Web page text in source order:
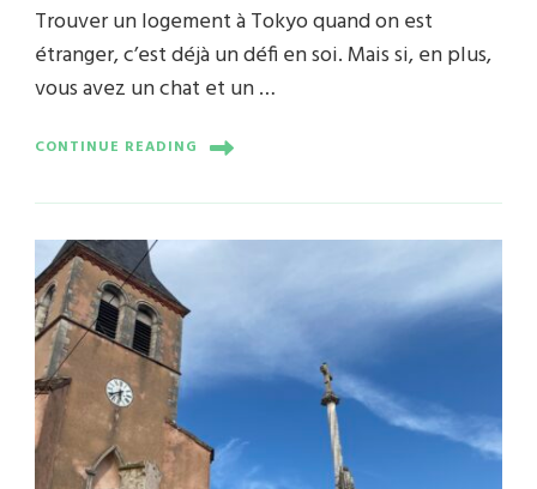
Trouver un logement à Tokyo quand on est
étranger, c’est déjà un défi en soi. Mais si, en plus,
vous avez un chat et un …
CONTINUE READING